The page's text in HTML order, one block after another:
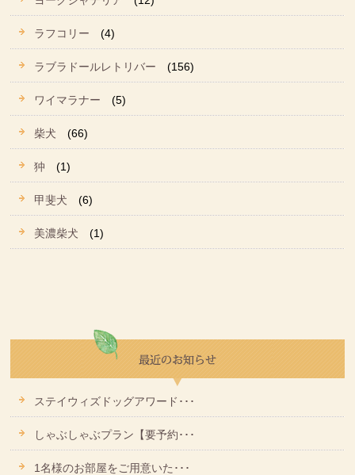
ラフコリー (4)
ラブラドールレトリバー (156)
ワイマラナー (5)
柴犬 (66)
狆 (1)
甲斐犬 (6)
美濃柴犬 (1)
ステイウィズドッグアワード･･･
しゃぶしゃぶプラン【要予約･･･
1名様のお部屋をご用意いた･･･